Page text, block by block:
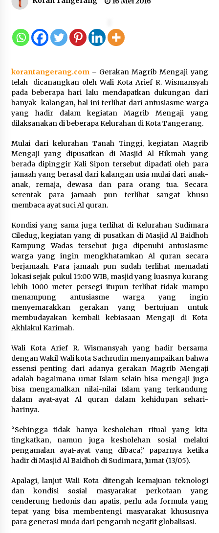
Listrik, Wapres Dorong Link and
Match Pendidikan–Industri
Marak Kecelakaan Kapal, Puan
Soroti Minimnya Faktor Keamanan
Transportasi Laut
5 Agustus 2026
Di Forum Internasional Majelis
Persaudaraan Manusia, Megawati
Soekarnoputri Tegaskan
Kepemimpinan Perempuan Bukan
Dominasi, Tapi Merawat Dan
5 Agustus 2026
Jokowi Tetap Disambut Hangat di
NTT, Ahmad Ali: Karya dan
Pengabdiannya Masih Dirasakan
Masyarakat
5 Agustus 2026
Respons Cepat Aduan Warga, Wali
Roboh Korban Bencana, Salurkan
Bantuan Rp30 Juta
5 Agustus 2026
Wali Kota Serang Budi Rustandi
Berikan Penghargaan kepada
19 Kota Serang
5 Agustus 2026
Polres Cilegon Gelar Apel
Kesiapsiagaan Hadapi Ancaman
Kebakaran Akibat Fenomena El Niño
5 Agustus 2026
korantangerang.com– Gerakan Magrib Mengaji yang
telah dicanangkan oleh Wali Kota Arief R. Wismansyah
pada beberapa hari lalu mendapatkan dukungan dari
banyak kalangan, hal ini terlihat dari antusiasme warga
yang hadir dalam kegiatan Magrib Mengaji yang
dilaksanakan di beberapa Kelurahan di Kota Tangerang.
Mulai dari kelurahan Tanah Tinggi, kegiatan Magrib
Mengaji yang dipusatkan di Masjid Al Hikmah yang
berada dipinggir Kali Sipon tersebut dipadati oleh para
jamaah yang berasal dari kalangan usia mulai dari anak-
anak, remaja, dewasa dan para orang tua. Secara
serentak para jamaah pun terlihat sangat khusu
membaca ayat suci Al quran.
Kondisi yang sama juga terlihat di Kelurahan Sudimara
Ciledug, kegiatan yang di pusatkan di Masjid Al Baidhoh
Kampung Wadas tersebut juga dipenuhi antusiasme
warga yang ingin mengkhatamkan Al quran secara
berjamaah. Para jamaah pun sudah terlihat memadati
lokasi sejak pukul 15:00 WIB, masjid yang luasnya kurang
lebih 1000 meter persegi itupun terlihat tidak mampu
menampung antusiasme warga yang ingin
menyemarakkan gerakan yang bertujuan untuk
membudayakan kembali kebiasaan Mengaji di Kota
Akhlakul Karimah.
Wali Kota Arief R. Wismansyah yang hadir bersama
dengan Wakil Wali kota Sachrudin menyampaikan bahwa
essensi penting dari adanya gerakan Magrib Mengaji
adalah bagaimana umat Islam selain bisa mengaji juga
bisa mengamalkan nilai-nilai Islam yang terkandung
dalam ayat-ayat Al quran dalam kehidupan sehari-
harinya.
“Sehingga tidak hanya kesholehan ritual yang kita
tingkatkan, namun juga kesholehan sosial melalui
pengamalan ayat-ayat yang dibaca,” paparnya ketika
hadir di Masjid Al Baidhoh di Sudimara, Jumat (13/05).
Apalagi, lanjut Wali Kota ditengah kemajuan teknologi
dan kondisi sosial masyarakat perkotaan yang
cenderung hedonis dan apatis, perlu ada formula yang
tepat yang bisa membentengi masyarakat khususnya
para generasi muda dari pengaruh negatif globalisasi.